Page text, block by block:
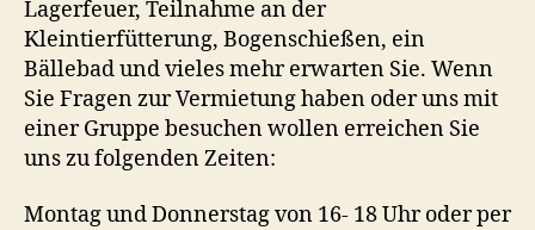
Lagerfeuer, Teilnahme an der
Kleintierfütterung, Bogenschießen, ein
Bällebad und vieles mehr erwarten Sie. Wenn
Sie Fragen zur Vermietung haben oder uns mit
einer Gruppe besuchen wollen erreichen Sie
uns zu folgenden Zeiten:
Montag und Donnerstag von 16- 18 Uhr oder per